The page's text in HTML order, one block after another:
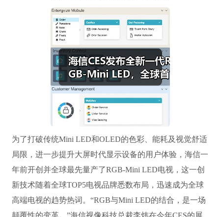
为了打破传统Mini LED和OLED的色彩、能耗及视觉舒适
局限，进一步提升大屏时代显示设备的用户体验，海信一
年前开创并全球最先量产了RGB-Mini LED电视，这一创
新技术随着全球TOP5电视品牌悉数布局，迅速成为全球
高端电视的趋势热词。“RGB与Mini LED的结合，是一场